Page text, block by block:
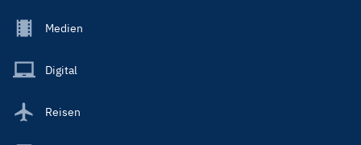
Footer
Main
Medien
Digital
Reisen